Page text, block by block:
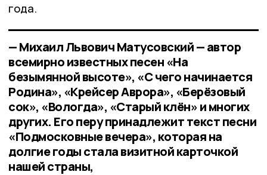
года.
— Михаил Львович Матусовский — автор
всемирно известных песен «На
безымянной высоте», «С чего начинается
Родина», «Крейсер Аврора», «Берёзовый
сок», «Вологда», «Старый клён» и многих
других. Его перу принадлежит текст песни
«Подмосковные вечера», которая на
долгие годы стала визитной карточкой
нашей страны,